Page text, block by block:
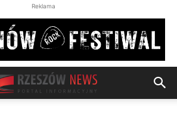
Reklama